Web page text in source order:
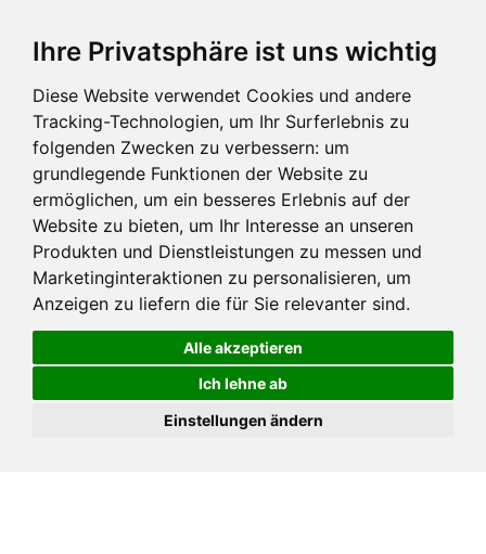
Ihre Privatsphäre ist uns wichtig
Diese Website verwendet Cookies und andere
Tracking-Technologien, um Ihr Surferlebnis zu
folgenden Zwecken zu verbessern: um
grundlegende Funktionen der Website zu
ermöglichen, um ein besseres Erlebnis auf der
Website zu bieten, um Ihr Interesse an unseren
Produkten und Dienstleistungen zu messen und
Marketinginteraktionen zu personalisieren, um
Anzeigen zu liefern die für Sie relevanter sind.
Alle akzeptieren
Ich lehne ab
Einstellungen ändern